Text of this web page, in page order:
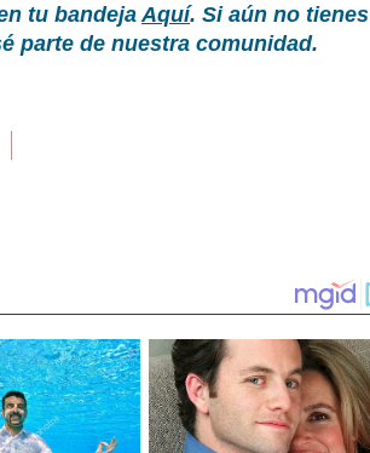
tu bandejaAquí. Si aún no tienes
parte de nuestra comunidad.